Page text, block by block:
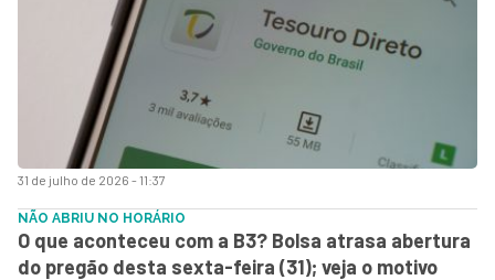
31 de julho de 2026 - 11:37
NÃO ABRIU NO HORÁRIO
O que aconteceu com a B3? Bolsa atrasa abertura
do pregão desta sexta-feira (31); veja o motivo